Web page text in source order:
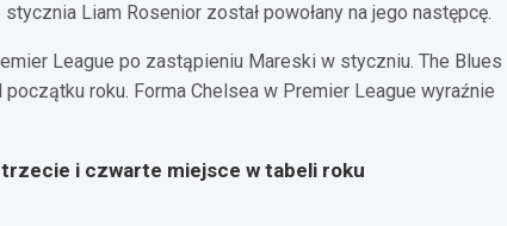
Liam Rosenior został powołany na jego następcę.
League po zastąpieniu Mareski w styczniu. The Blues
roku. Forma Chelsea w Premier League wyraźnie
i czwarte miejsce w tabeli roku